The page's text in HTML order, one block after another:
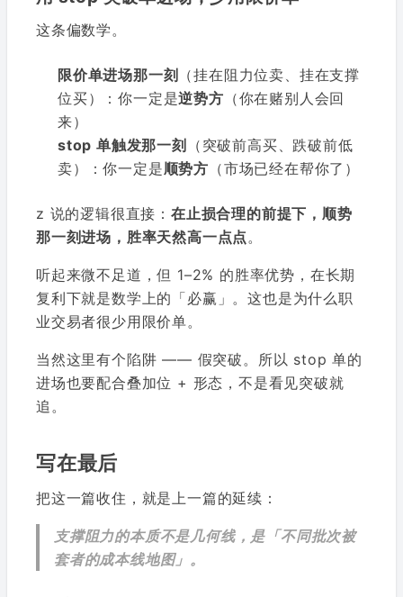
这条偏数学。
限价单进场那一刻
（挂在阻力位卖、挂在支撑
位买）：你一定是逆势方 （你在赌别人会回
来）
stop 单触发那一刻
（突破前高买、跌破前低
卖）：你一定是顺势方 （市场已经在帮你了）
z 说的逻辑很直接： 在止损合理的前提下，顺势
那一刻进场，胜率天然高一点点。
听起来微不足道，但 1–2% 的胜率优势，在长期
复利下就是数学上的「必赢」。这也是为什么职
业交易者很少用限价单。
当然这里有个陷阱 —— 假突破。所以 stop 单的
进场也要配合叠加位 + 形态，不是看见突破就
追。
写在最后
把这一篇收住，就是上一篇的延续：
支撑阻力的本质不是几何线，是「不同批次被
套者的成本线地图」。